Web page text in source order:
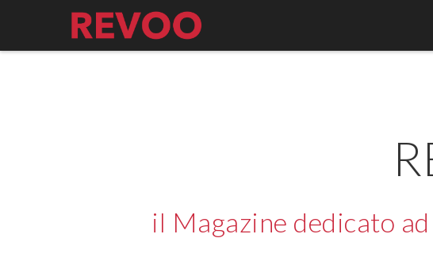
il Magazine dedicato